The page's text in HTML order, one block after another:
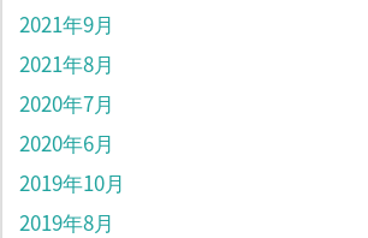
2021年9月
2021年8月
2020年7月
2020年6月
2019年10月
2019年8月